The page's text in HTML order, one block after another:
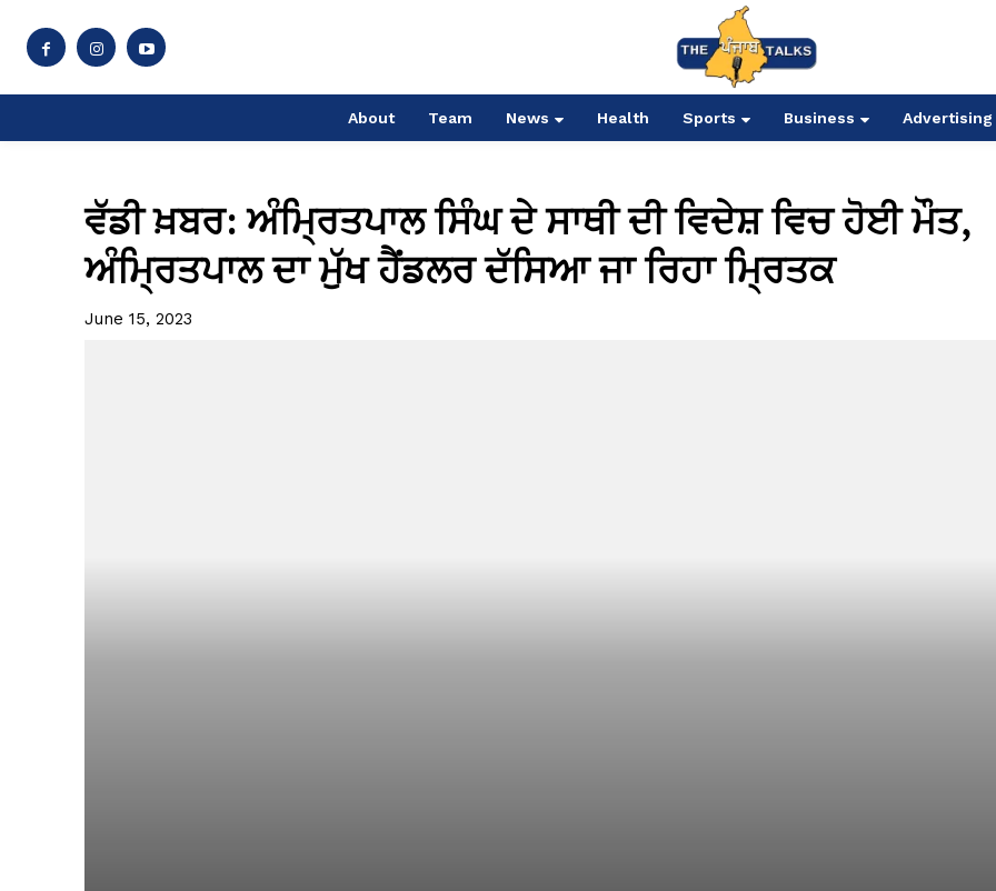
About Team News Health Sports Business Advertising
ਵੱਡੀ ਖ਼ਬਰ: ਅੰਮ੍ਰਿਤਪਾਲ ਸਿੰਘ ਦੇ ਸਾਥੀ ਦੀ ਵਿਦੇਸ਼ ਵਿਚ ਹੋਈ ਮੌਤ,
ਅੰਮ੍ਰਿਤਪਾਲ ਦਾ ਮੁੱਖ ਹੈਂਡਲਰ ਦੱਸਿਆ ਜਾ ਰਿਹਾ ਮ੍ਰਿਤਕ
June 15, 2023